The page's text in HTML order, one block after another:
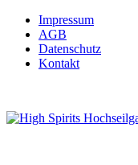
Impressum
AGB
Datenschutz
Kontakt